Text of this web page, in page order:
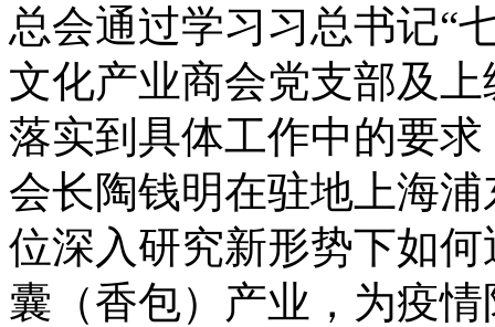
总会通过学习习总书记“
文化产业商会党支部及
落实到具体工作中的要
会长陶钱明在驻地上海
位深入研究新形势下如
囊（香包）产业，为疫